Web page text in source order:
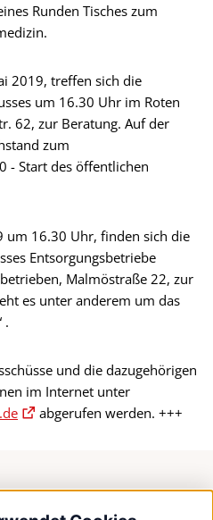
Runden Tisches zum
2019, treffen sich die
um 16.30 Uhr im Roten
62, zur Beratung. Auf der
zum
- Start des öffentlichen
um 16.30 Uhr, finden sich die
Entsorgungsbetriebe
Malmöstraße 22, zur
es unter anderem um das
.
und die dazugehörigen
im Internet unter
abgerufen werden. +++